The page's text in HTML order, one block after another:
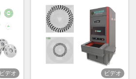
ビデオ ビデオ